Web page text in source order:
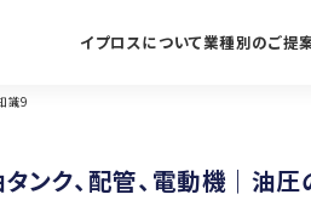
イプロスについて業種別のご提
識9
ンク、配管、電動機｜油